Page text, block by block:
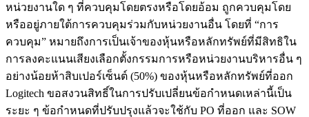
หน่วยงานใด ๆ ที่ควบคุมโดยตรงหรือโดยอ้อม ถูกควบคุมโดย
หรืออยู่ภายใต้การควบคุมร่วมกับหน่วยงานอื่น โดยที่ “การ
ควบคุม” หมายถึงการเป็นเจ้าของหุ้นหรือหลักทรัพย์ที่มีสิทธิใน
การลงคะแนนเสียงเลือกตั้งกรรมการหรือหน่วยงานบริหารอื่น ๆ
อย่างน้อยห้าสิบเปอร์เซ็นต์ (50%) ของหุ้นหรือหลักทรัพย์ที่ออก
Logitech ขอสงวนสิทธิ์ในการปรับเปลี่ยนข้อกำหนดเหล่านี้เป็น
ระยะ ๆ ข้อกำหนดที่ปรับปรุงแล้วจะใช้กับ PO ที่ออก และ SOW